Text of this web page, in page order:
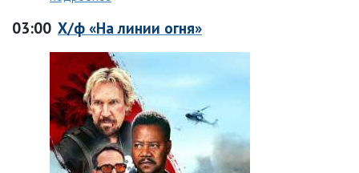
03:00 Х/ф «На линии огня»